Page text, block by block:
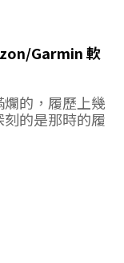
Garmin 軟
的，履歷上幾
的是那時的履